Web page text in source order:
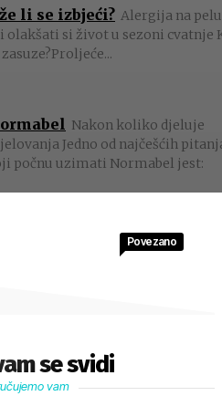
li se izbjeći? Alergija na
si život u sezoni cvatnje
Nakon koliko djeluje
Jedno od najčešćih
počnu uzimati Normabel jest:
se svidi
Povezano
vam